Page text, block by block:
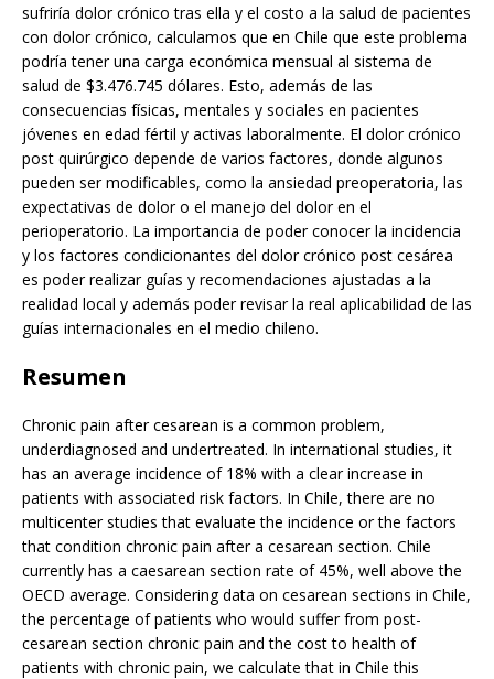
sufriría dolor crónico tras ella y el costo a la salud de pacientes
con dolor crónico, calculamos que en Chile que este problema
podría tener una carga económica mensual al sistema de
salud de $3.476.745 dólares. Esto, además de las
consecuencias físicas, mentales y sociales en pacientes
jóvenes en edad fértil y activas laboralmente. El dolor crónico
post quirúrgico depende de varios factores, donde algunos
pueden ser modificables, como la ansiedad preoperatoria, las
expectativas de dolor o el manejo del dolor en el
perioperatorio. La importancia de poder conocer la incidencia
y los factores condicionantes del dolor crónico post cesárea
es poder realizar guías y recomendaciones ajustadas a la
realidad local y además poder revisar la real aplicabilidad de las
guías internacionales en el medio chileno.
Resumen
Chronic pain after cesarean is a common problem,
underdiagnosed and undertreated. In international studies, it
has an average incidence of 18% with a clear increase in
patients with associated risk factors. In Chile, there are no
multicenter studies that evaluate the incidence or the factors
that condition chronic pain after a cesarean section. Chile
currently has a caesarean section rate of 45%, well above the
OECD average. Considering data on cesarean sections in Chile,
the percentage of patients who would suffer from post-
cesarean section chronic pain and the cost to health of
patients with chronic pain, we calculate that in Chile this